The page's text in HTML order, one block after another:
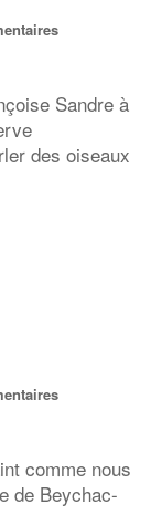
Sandre à
des oiseaux
comme nous
de Beychac-